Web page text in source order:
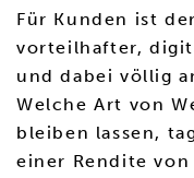
Für Kunden ist
vorteilhafter,
und dabei völlig
Welche Art von
bleiben lassen,
einer Rendite von